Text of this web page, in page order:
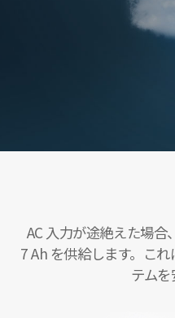
AC 入力が途絶えた場合
7 Ah を供給します。こ
テムを